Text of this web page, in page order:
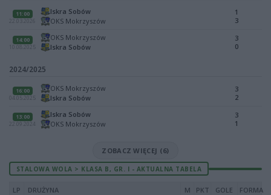
11:00
22.03.2026
Iskra Sobów
OKS Mokrzyszów
1
3
14:00
10.08.2025
OKS Mokrzyszów
Iskra Sobów
3
0
2024/2025
16:00
04.05.2025
OKS Mokrzyszów
Iskra Sobów
3
2
13:00
22.09.2024
Iskra Sobów
OKS Mokrzyszów
3
1
ZOBACZ WIĘCEJ (6)
STALOWA WOLA > KLASA B, GR. I - AKTUALNA TABELA
LP DRUŻYNA M PKT GOLE FORMA